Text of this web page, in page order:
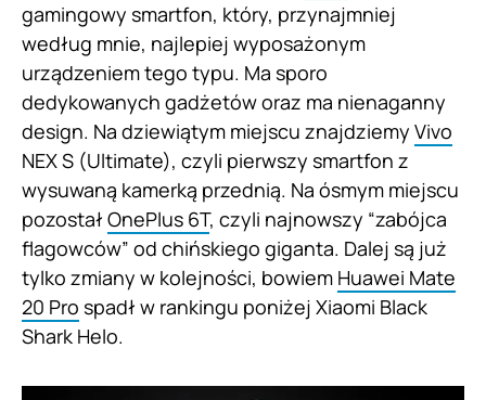
gamingowy smartfon, który, przynajmniej
według mnie, najlepiej wyposażonym
urządzeniem tego typu. Ma sporo
dedykowanych gadżetów oraz ma nienaganny
design. Na dziewiątym miejscu znajdziemy Vivo
NEX S (Ultimate), czyli pierwszy smartfon z
wysuwaną kamerką przednią. Na ósmym miejscu
pozostał OnePlus 6T, czyli najnowszy “zabójca
flagowców” od chińskiego giganta. Dalej są już
tylko zmiany w kolejności, bowiem Huawei Mate
20 Pro spadł w rankingu poniżej Xiaomi Black
Shark Helo.